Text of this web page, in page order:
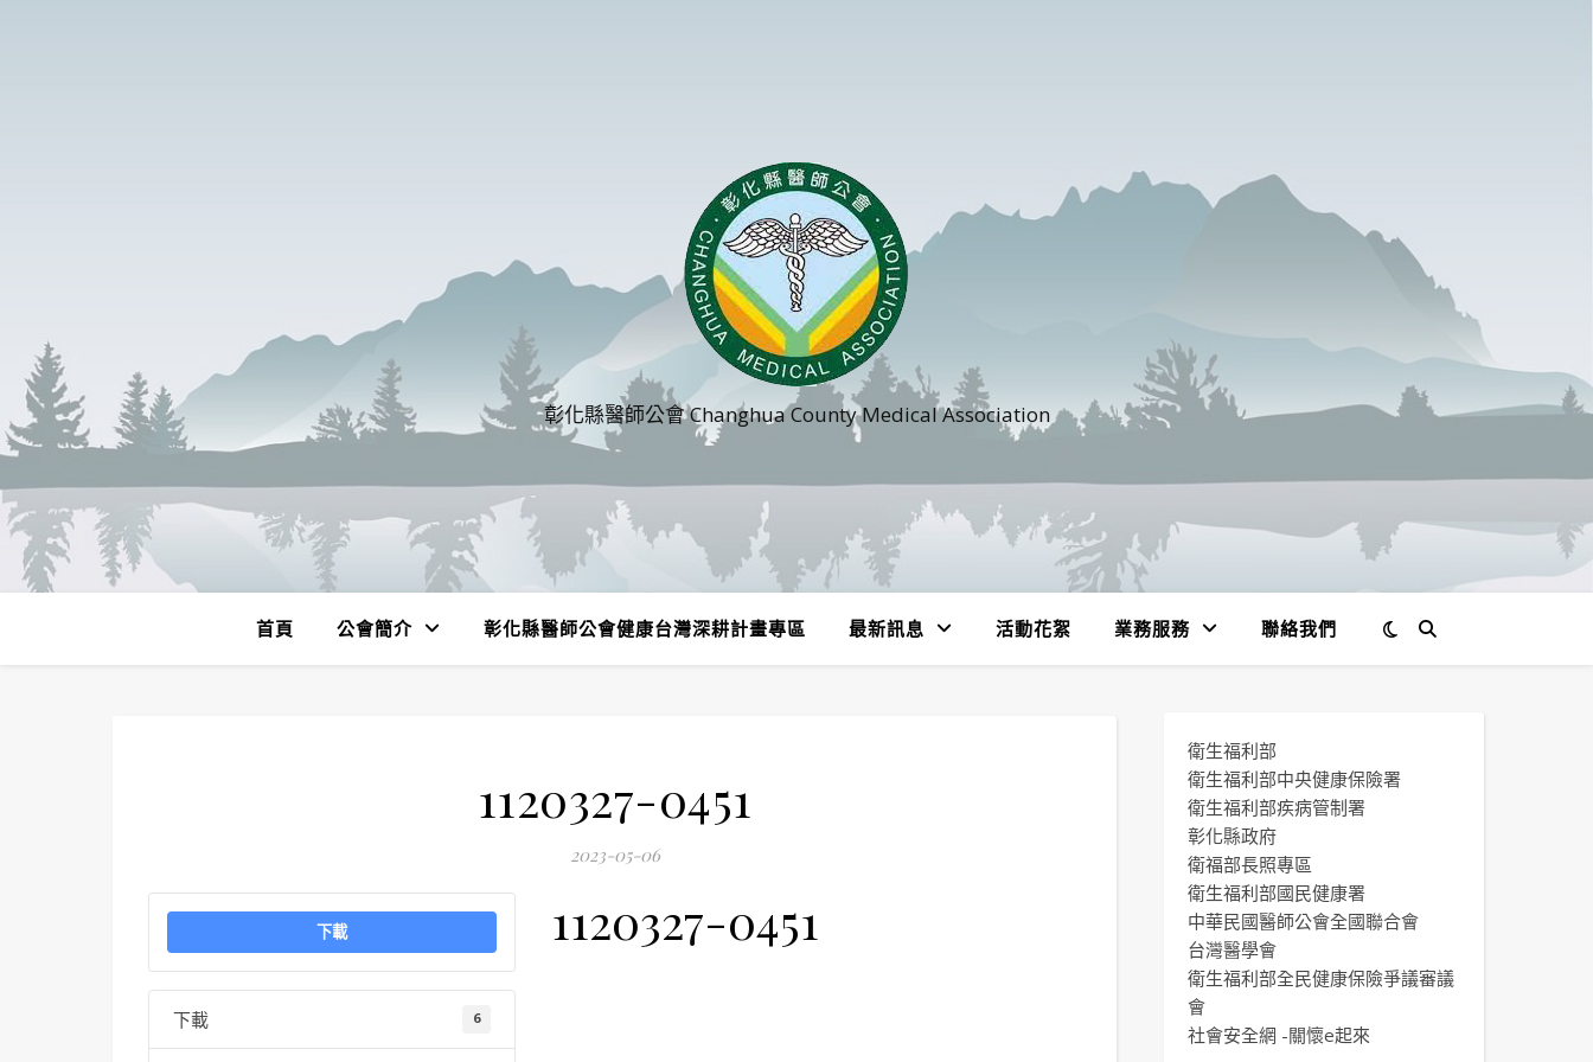
彰化縣醫師公會 Changhua County Medical Association
首頁 公會簡介 彰化縣醫師公會健康台灣深耕計畫專區 最新訊息 活動花絮 業務服務 聯絡我們
1120327-0451
2023-05-06
下載
下載 6
1120327-0451
衛生福利部
衛生福利部中央健康保險署
衛生福利部疾病管制署
彰化縣政府
衛福部長照專區
衛生福利部國民健康署
中華民國醫師公會全國聯合會
台灣醫學會
衛生福利部全民健康保險爭議審議
會
社會安全網 -關懷e起來